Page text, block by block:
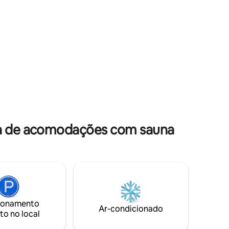
acomodações com sauna
no local
Ar-condicionado